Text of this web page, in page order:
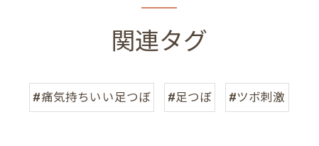
関連タグ
#痛気持ちいい足つぼ #足つぼ #ツボ刺激